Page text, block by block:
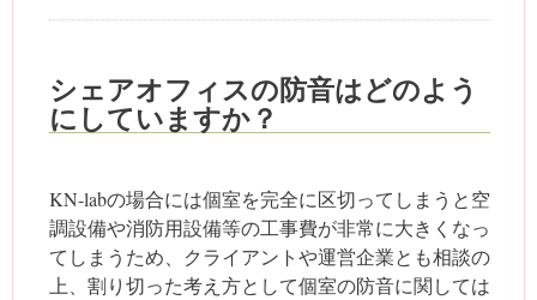
シェアオフィスの防音はどのよう
にしていますか？
KN-labの場合には個室を完全に区切ってしまうと空
調設備や消防用設備等の工事費が非常に大きくなっ
てしまうため、クライアントや運営企業とも相談の
上、割り切った考え方として個室の防音に関しては